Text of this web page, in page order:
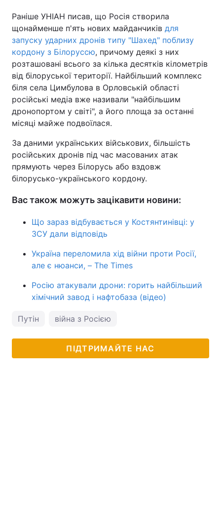
Раніше УНІАН писав, що Росія створила
щонайменше п'ять нових майданчиків для
запуску ударних дронів типу "Шахед" поблизу
кордону з Білоруссю, причому деякі з них
розташовані всього за кілька десятків кілометрів
від білоруської території. Найбільший комплекс
біля села Цимбулова в Орловській області
російські медіа вже називали "найбільшим
дронопортом у світі", а його площа за останні
місяці майже подвоїлася.
За даними українських військових, більшість
російських дронів під час масованих атак
прямують через Білорусь або вздовж
білорусько-українського кордону.
Вас також можуть зацікавити новини:
Що зараз відбувається у Костянтинівці: у
ЗСУ дали відповідь
Україна переломила хід війни проти Росії,
але є нюанси, – The Times
Росію атакували дрони: горить найбільший
хімічний завод і нафтобаза (відео)
Путін війна з Росією
ПІДТРИМАЙТЕ НАС